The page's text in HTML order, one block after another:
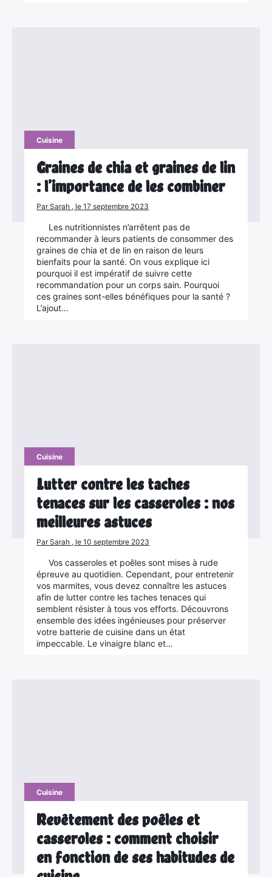
Cuisine
Graines de chia et graines de lin
: l’importance de les combiner
Par Sarah , le 17 septembre 2023
Les nutritionnistes n’arrêtent pas de
recommander à leurs patients de consommer des
graines de chia et de lin en raison de leurs
bienfaits pour la santé. On vous explique ici
pourquoi il est impératif de suivre cette
recommandation pour un corps sain. Pourquoi
ces graines sont-elles bénéfiques pour la santé ?
L’ajout…
Cuisine
Lutter contre les taches
tenaces sur les casseroles : nos
meilleures astuces
Par Sarah , le 10 septembre 2023
Vos casseroles et poêles sont mises à rude
épreuve au quotidien. Cependant, pour entretenir
vos marmites, vous devez connaître les astuces
afin de lutter contre les taches tenaces qui
semblent résister à tous vos efforts. Découvrons
ensemble des idées ingénieuses pour préserver
votre batterie de cuisine dans un état
impeccable. Le vinaigre blanc et…
Cuisine
Revêtement des poêles et
casseroles : comment choisir
en fonction de ses habitudes de